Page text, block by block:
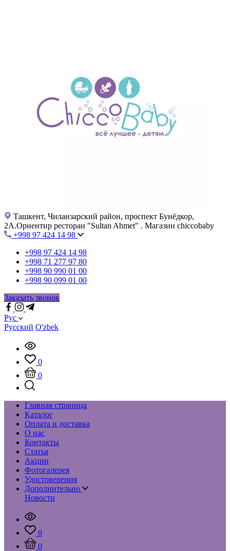
Ташкент, Чиланзарский район, проспект Бунёдкор,
2А.Ориентир ресторан "Sultan Ahmet" . Магазин chiccobaby
+998 97 424 14 98
+998 97 424 14 98
+998 71 277 97 80
+998 90 990 01 00
+998 90 099 01 00
Заказать звонок
Рус
Русский O'zbek
0
0
Главная страница
Каталог
Оплата и доставка
О нас
Контакты
Статья
Акции
Фотогалерея
Удостоверения
Дополнительно
Новости
0
0